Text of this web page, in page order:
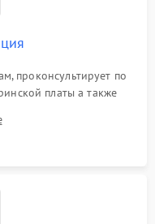
проконсультирует по
платы а также